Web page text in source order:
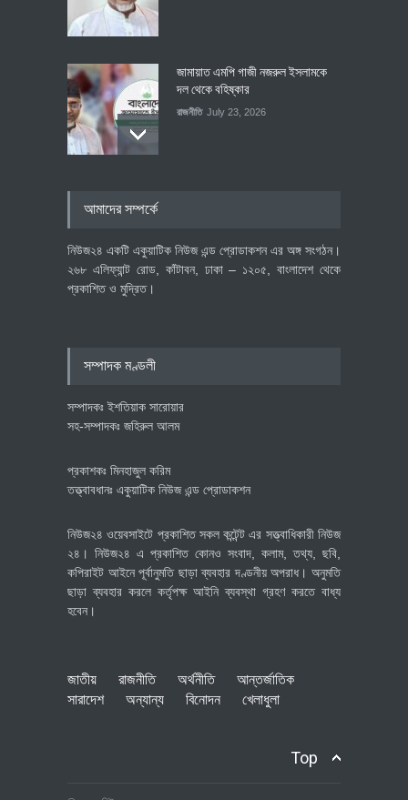
জামায়াত এমপি গাজী নজরুল ইসলামকে
দল থেকে বহিষ্কার
রাজনীতি July 23, 2026
আমাদের সম্পর্কে
নিউজ২৪ একটি একুয়াটিক নিউজ এন্ড প্রোডাকশন এর অঙ্গ সংগঠন।
২৬৮ এলিফ্যান্ট রোড, কাঁটাবন, ঢাকা – ১২০৫, বাংলাদেশ থেকে
প্রকাশিত ও মুদ্রিত।
সম্পাদক মণ্ডলী
সম্পাদকঃ ইশতিয়াক সারোয়ার
সহ-সম্পাদকঃ জহিরুল আলম
প্রকাশকঃ মিনহাজুল করিম
তত্ত্বাবধানঃ একুয়াটিক নিউজ এন্ড প্রোডাকশন
নিউজ২৪ ওয়েবসাইটে প্রকাশিত সকল কন্টেন্ট এর সত্ত্বাধিকারী নিউজ
২৪। নিউজ২৪ এ প্রকাশিত কোনও সংবাদ, কলাম, তথ্য, ছবি,
কপিরাইট আইনে পূর্বানুমতি ছাড়া ব্যবহার দণ্ডনীয় অপরাধ। অনুমতি
ছাড়া ব্যবহার করলে কর্তৃপক্ষ আইনি ব্যবস্থা গ্রহণ করতে বাধ্য
হবেন।
জাতীয় রাজনীতি অর্থনীতি
আন্তর্জাতিক
সারাদেশ
অন্যান্য বিনোদন খেলাধুলা
Top